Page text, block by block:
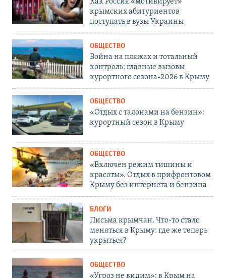
крымских абитуриентов
поступать в вузы Украины
ОБЩЕСТВО
Война на пляжах и тотальный
контроль: главные вызовы
курортного сезона-2026 в Крыму
ОБЩЕСТВО
«Отдых с талонами на бензин»:
курортный сезон в Крыму
ОБЩЕСТВО
«Включен режим тишины и
красоты». Отдых в прифронтовом
Крыму без интернета и бензина
БЛОГИ
Письма крымчан. Что-то стало
меняться в Крыму: где же теперь
укрыться?
ОБЩЕСТВО
«Угроз не видим»: в Крым на